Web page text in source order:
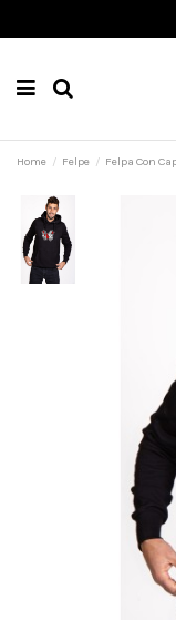
Home Felpe Felpa Con